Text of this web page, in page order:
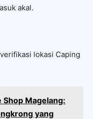
akal.
lokasi Caping
Shop Magelang:
yang